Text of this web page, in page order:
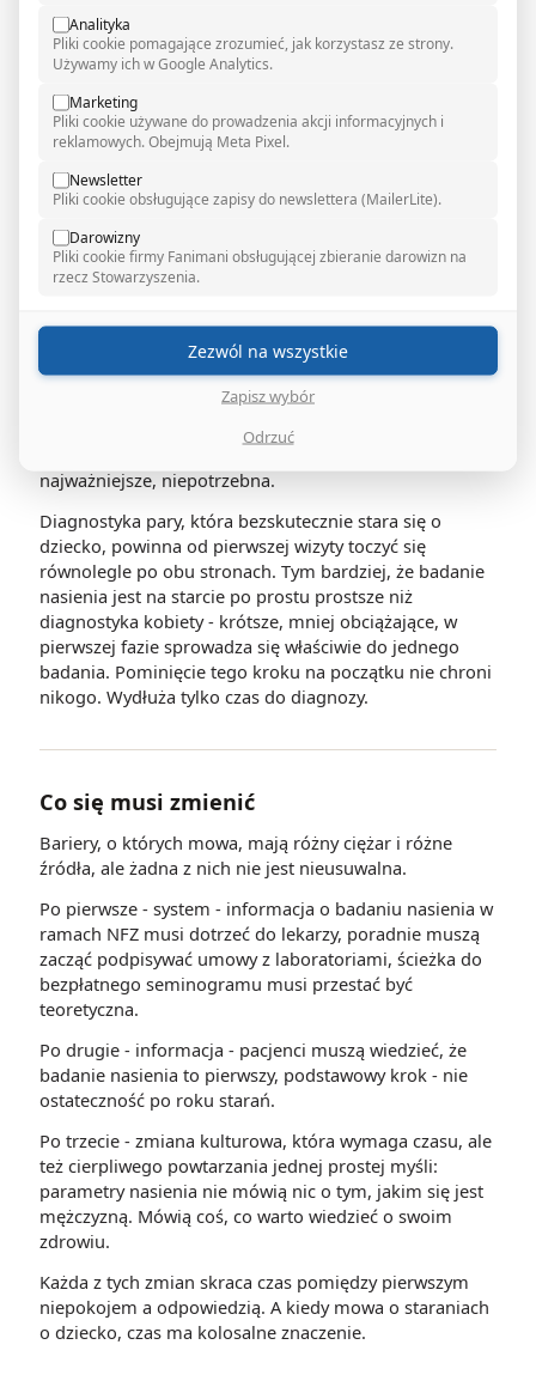
w nieświadomości niż znać odpowiedź.
Tymczasem liczby mówią jasno: przyczyny niepłodności
Nie ma medycznego powodu, żeby zaczynać
diagnostykę od badań wyłącznie kobiety. Jest tylko
nawyk kulturowy - i to on jest największą z barier.
Badanie razem, od pierwszej wizyty
kobieta sama, przez wiele miesięcy, prowadzi własną
diagnostykę. Robi badania hormonalne, USG,
monitoruje cykle, czasem przechodzi badania, które już
są obciążające. Partner czeka. Dołącza dopiero wtedy,
gdy z jej strony zostało wykluczone wszystko, co dało
najważniejsze, niepotrzebna.
Diagnostyka pary, która bezskutecznie stara się o
dziecko, powinna od pierwszej wizyty toczyć się
równolegle po obu stronach. Tym bardziej, że badanie
nasienia jest na starcie po prostu prostsze niż
diagnostyka kobiety - krótsze, mniej obciążające, w
pierwszej fazie sprowadza się właściwie do jednego
badania. Pominięcie tego kroku na początku nie chroni
nikogo. Wydłuża tylko czas do diagnozy.
Co się musi zmienić
Bariery, o których mowa, mają różny ciężar i różne
źródła, ale żadna z nich nie jest nieusuwalna.
Po pierwsze - system - informacja o badaniu nasienia w
ramach NFZ musi dotrzeć do lekarzy, poradnie muszą
zacząć podpisywać umowy z laboratoriami, ścieżka do
bezpłatnego seminogramu musi przestać być
teoretyczna.
Po drugie - informacja - pacjenci muszą wiedzieć, że
badanie nasienia to pierwszy, podstawowy krok - nie
ostateczność po roku starań.
Po trzecie - zmiana kulturowa, która wymaga czasu, ale
też cierpliwego powtarzania jednej prostej myśli:
parametry nasienia nie mówią nic o tym, jakim się jest
mężczyzną. Mówią coś, co warto wiedzieć o swoim
zdrowiu.
Każda z tych zmian skraca czas pomiędzy pierwszym
niepokojem a odpowiedzią. A kiedy mowa o staraniach
o dziecko, czas ma kolosalne znaczenie.
Analityka
Pliki cookie pomagające zrozumieć, jak korzystasz ze strony.
Używamy ich w Google Analytics.
Marketing
Pliki cookie używane do prowadzenia akcji informacyjnych i
reklamowych. Obejmują Meta Pixel.
Newsletter
Pliki cookie obsługujące zapisy do newslettera (MailerLite).
Darowizny
Pliki cookie firmy Fanimani obsługującej zbieranie darowizn na
rzecz Stowarzyszenia.
Odrzuć
Zapisz wybór
Zezwól na wszystkie